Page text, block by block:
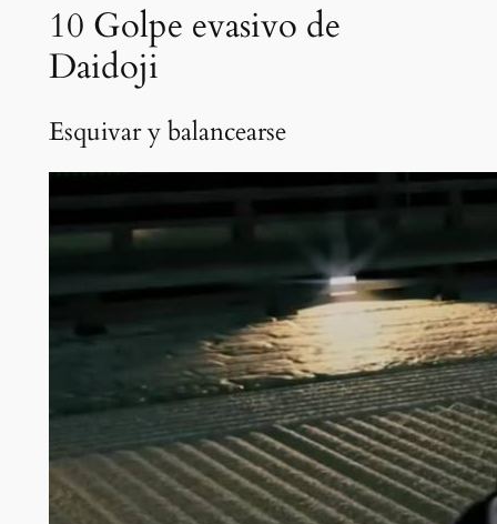
10 Golpe evasivo de
Daidoji
Esquivar y balancearse